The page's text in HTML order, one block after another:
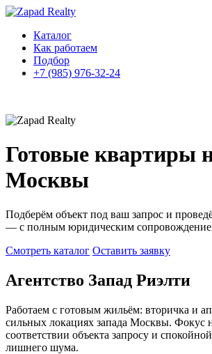
Каталог
Как работаем
Подбор
+7 (985) 976-32-24
Готовые квартиры
Москвы
Подберём объект под ваш запрос и
— с полным юридическим
Смотреть каталог Оставить заявку
Агентство Запад Риэлти
Работаем с готовым жильём: вторичка и
сильных локациях запада Москвы. Фокус
соответствии объекта запросу и
лишнего шума.